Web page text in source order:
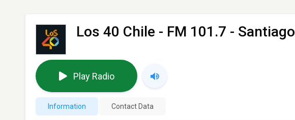
Los 40 Chile - FM 101.7 - Santiago
Play Radio
Information Contact Data